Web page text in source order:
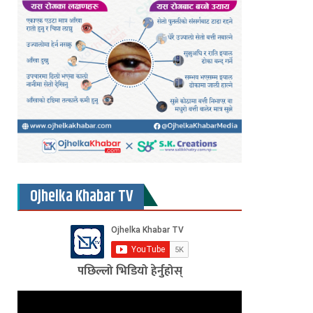
Ojhelka Khabar TV
पछिल्लो भिडियो हेर्नुहोस्